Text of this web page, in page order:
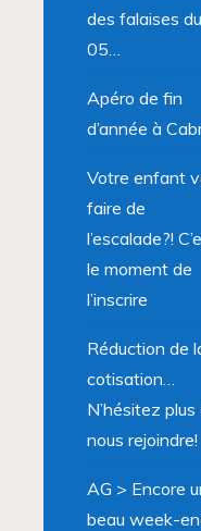
des falaises du
05…
Apéro de fin
d’année à
Votre enfant
faire de
l’escalade?!
le moment de
l’inscrire
Réduction de
cotisation…
N’hésitez plus
nous rejoindre!
AG > Encore
beau week-